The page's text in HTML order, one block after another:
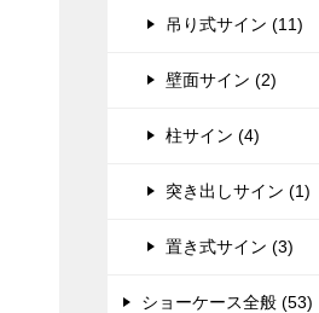
吊り式サイン (11)
壁面サイン (2)
柱サイン (4)
突き出しサイン (1)
置き式サイン (3)
ショーケース全般 (53)